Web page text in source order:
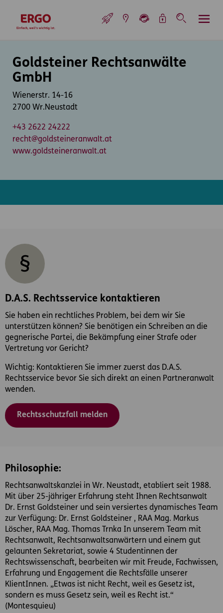
zur Startseite
Goldsteiner Rechtsanwälte
GmbH
Wienerstr. 14-16
2700 Wr.Neustadt
+43 2622 24222
recht@goldsteineranwalt.at
www.goldsteineranwalt.at
D.A.S. Rechtsservice kontaktieren
Sie haben ein rechtliches Problem, bei dem wir Sie
unterstützen können? Sie benötigen ein Schreiben an die
gegnerische Partei, die Bekämpfung einer Strafe oder
Vertretung vor Gericht?
Wichtig: Kontaktieren Sie immer zuerst das D.A.S.
Rechtsservice bevor Sie sich direkt an einen Partneranwalt
wenden.
Rechtsschutzfall melden
Philosophie:
Rechtsanwaltskanzlei in Wr. Neustadt, etabliert seit 1988.
Mit über 25-jähriger Erfahrung steht Ihnen Rechtsanwalt
Dr. Ernst Goldsteiner und sein versiertes dynamisches Team
zur Verfügung: Dr. Ernst Goldsteiner , RAA Mag. Markus
Löscher, RAA Mag. Thomas Trnka In unserem Team mit
Rechtsanwalt, Rechtsanwaltsanwärtern und einem gut
gelaunten Sekretariat, sowie 4 Studentinnen der
Rechtswissenschaft, bearbeiten wir mit Freude, Fachwissen,
Erfahrung und Engagement die Rechtsfälle unserer
KlientInnen. „Etwas ist nicht Recht, weil es Gesetz ist,
sondern es muss Gesetz sein, weil es Recht ist.“
(Montesquieu)